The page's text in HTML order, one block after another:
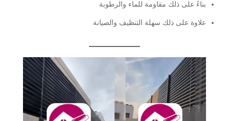
بناءً على ذلك مقاومة للماء والرطوبة
علاوة على ذلك سهلة التنظيف والصيانة